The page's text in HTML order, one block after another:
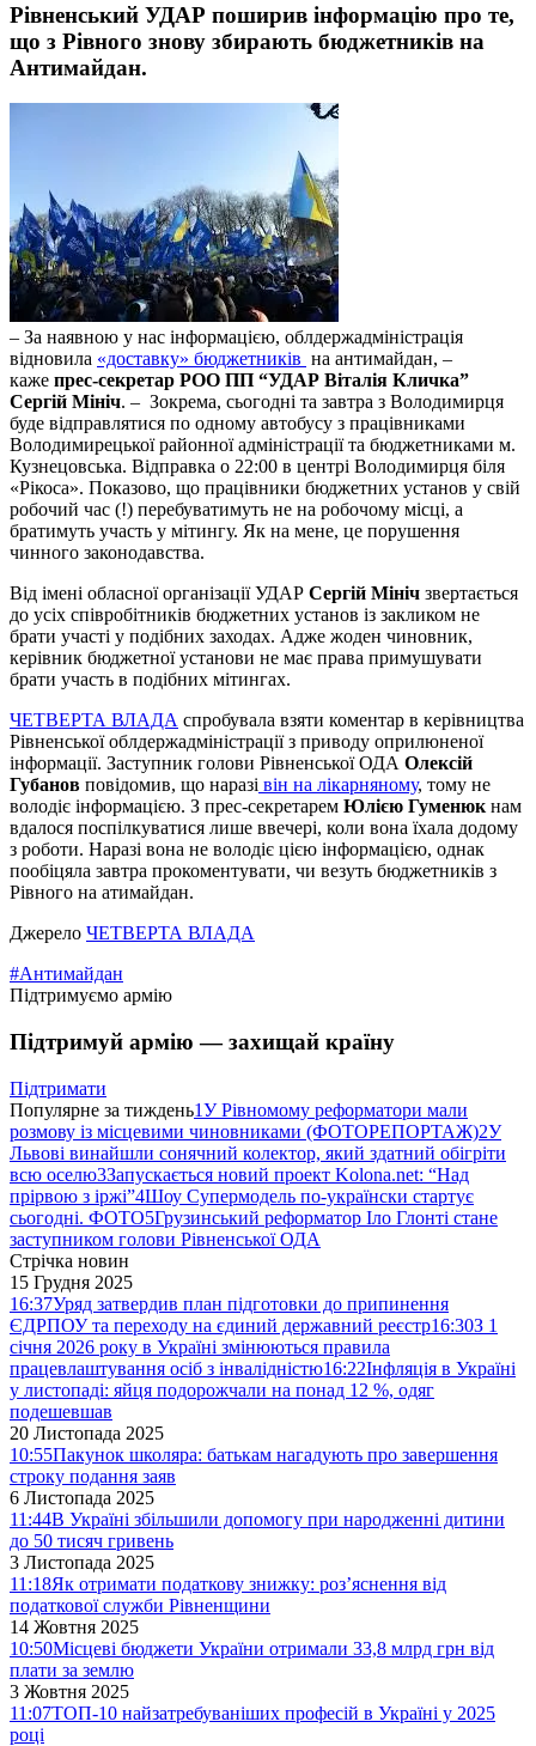
Рівненський УДАР поширив інформацію про те,
що з Рівного знову збирають бюджетників на
Антимайдан.
– За наявною у нас інформацією, облдержадміністрація
відновила «доставку» бюджетників на антимайдан, –
каже прес-секретар РОО ПП “УДАР Віталія Кличка”
Сергій Мініч. – Зокрема, сьогодні та завтра з Володимирця
буде відправлятися по одному автобусу з працівниками
Володимирецької районної адміністрації та бюджетниками м.
Кузнецовська. Відправка о 22:00 в центрі Володимирця біля
«Рікоса». Показово, що працівники бюджетних установ у свій
робочий час (!) перебуватимуть не на робочому місці, а
братимуть участь у мітингу. Як на мене, це порушення
чинного законодавства.
Від імені обласної організації УДАР Сергій Мініч звертається
до усіх співробітників бюджетних установ із закликом не
брати участі у подібних заходах. Адже жоден чиновник,
керівник бюджетної установи не має права примушувати
брати участь в подібних мітингах.
ЧЕТВЕРТА ВЛАДА спробувала взяти коментар в керівництва
Рівненської облдержадміністрації з приводу оприлюненої
інформації. Заступник голови Рівненської ОДА Олексій
Губанов повідомив, що наразі він на лікарняному, тому не
володіє інформацією. З прес-секретарем Юлією Гуменюк нам
вдалося поспілкуватися лише ввечері, коли вона їхала додому
з роботи. Наразі вона не володіє цією інформацією, однак
пообіцяла завтра прокоментувати, чи везуть бюджетників з
Рівного на атимайдан.
Джерело ЧЕТВЕРТА ВЛАДА
#Антимайдан
Підтримуємо армію
Підтримуй армію — захищай країну
Підтримати
Популярне за тиждень1У Рівномому реформатори мали
розмову із місцевими чиновниками (ФОТОРЕПОРТАЖ)2У
Львові винайшли сонячний колектор, який здатний обігріти
всю оселю3Запускається новий проект Kolona.net: “Над
прірвою з іржі”4Шоу Супермодель по-українски стартує
сьогодні. ФОТО5Грузинський реформатор Іло Глонті стане
заступником голови Рівненської ОДА
Стрічка новин
15 Грудня 2025
16:37Уряд затвердив план підготовки до припинення
ЄДРПОУ та переходу на єдиний державний реєстр16:30З 1
січня 2026 року в Україні змінюються правила
працевлаштування осіб з інвалідністю16:22Інфляція в Україні
у листопаді: яйця подорожчали на понад 12 %, одяг
подешевшав
20 Листопада 2025
10:55Пакунок школяра: батькам нагадують про завершення
строку подання заяв
6 Листопада 2025
11:44В Україні збільшили допомогу при народженні дитини
до 50 тисяч гривень
3 Листопада 2025
11:18Як отримати податкову знижку: роз’яснення від
податкової служби Рівненщини
14 Жовтня 2025
10:50Місцеві бюджети України отримали 33,8 млрд грн від
плати за землю
3 Жовтня 2025
11:07ТОП-10 найзатребуваніших професій в Україні у 2025
році